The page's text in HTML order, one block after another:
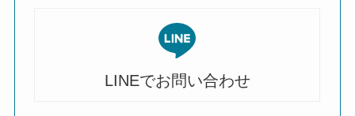
LINEでお問い合わせ